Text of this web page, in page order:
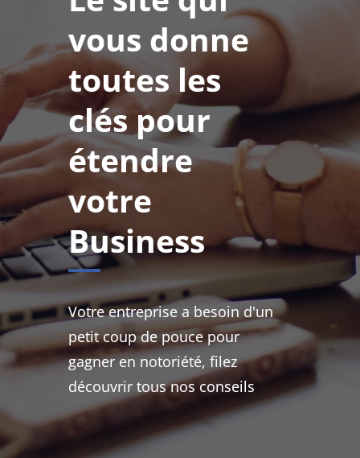
vous donne
toutes les
clés pour
étendre
votre
Business
Votre entreprise a besoin d'un
petit coup de pouce pour
gagner en notoriété, filez
découvrir tous nos conseils